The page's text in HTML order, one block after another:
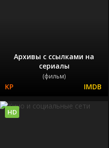
Архивы с ссылками на
сериалы
(фильм)
HD